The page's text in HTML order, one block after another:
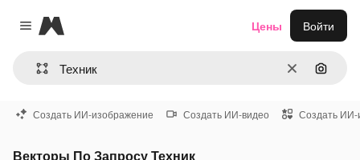
Close menu
Magnific
ОчиститьПоиск
Цены Войти
Создать ИИ-изображение Создать ИИ-видео Создать ИИ-
Векторы По Запросу Техник